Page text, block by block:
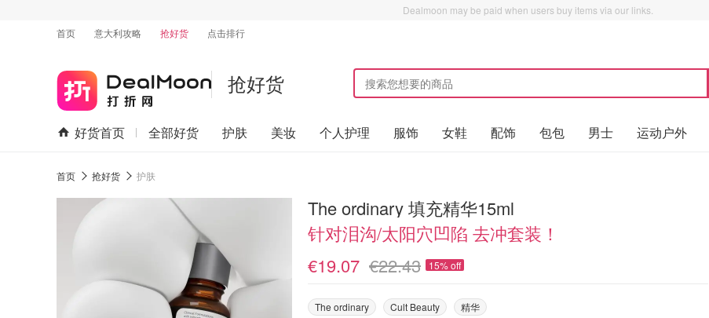
Dealmoon may be paid when users buy items via our links.
首页
意大利攻略 抢好货 点击排行
抢好货
好货首页 全部好货 护肤 美妆 个人护理 服饰 女鞋 配饰 包包 男士 运动户外
首页 抢好货 护肤
The ordinary 填充精华15ml
针对泪沟/太阳穴凹陷 去冲套装！
€19.07 €22.43 15% off
The ordinary Cult Beauty 精华